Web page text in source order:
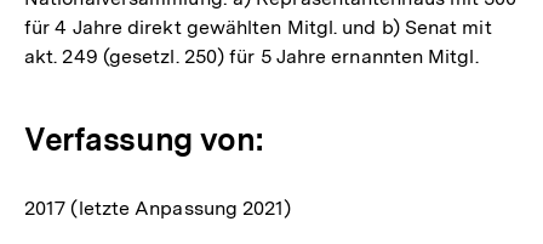
für 4 Jahre direkt gewählten Mitgl. und b) Senat mit
akt. 249 (gesetzl. 250) für 5 Jahre ernannten Mitgl.
Verfassung von:
2017 (letzte Anpassung 2021)